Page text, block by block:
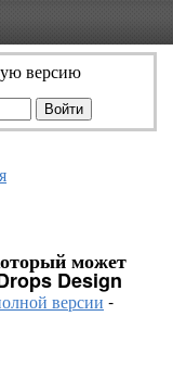
версию
может
Design
версии -